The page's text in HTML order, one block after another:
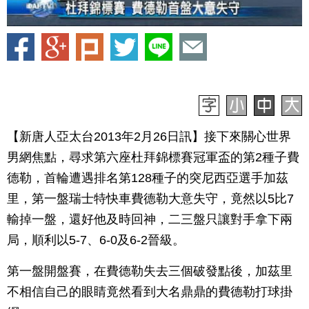
【新唐人亞太台2013年2月26日訊】接下來關心世界
男網焦點，尋求第六座杜拜錦標賽冠軍盃的第2種子費
德勒，首輪遭遇排名第128種子的突尼西亞選手加茲
里，第一盤瑞士特快車費德勒大意失守，竟然以5比7
輸掉一盤，還好他及時回神，二三盤只讓對手拿下兩
局，順利以5-7、6-0及6-2晉級。
第一盤開盤賽，在費德勒失去三個破發點後，加茲里
不相信自己的眼睛竟然看到大名鼎鼎的費德勒打球掛